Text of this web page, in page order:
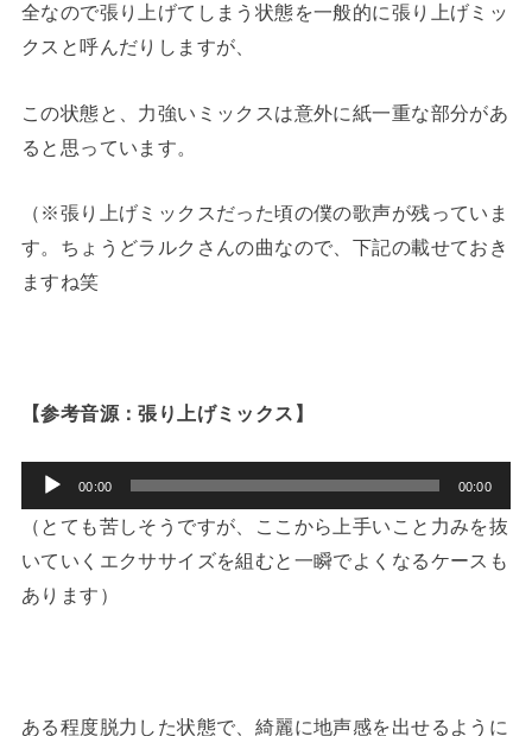
全なので張り上げてしまう状態を一般的に張り上げミッ
クスと呼んだりしますが、
この状態と、力強いミックスは意外に紙一重な部分があ
ると思っています。
（※張り上げミックスだった頃の僕の歌声が残っていま
す。ちょうどラルクさんの曲なので、下記の載せておき
ますね笑
【参考音源：張り上げミックス】
声
プ
レ
00:00 00:00
（とても苦しそうですが、ここから上手いこと力みを抜
いていくエクササイズを組むと一瞬でよくなるケースも
あります）
ある程度脱力した状態で、綺麗に地声感を出せるように